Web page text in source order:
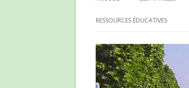
RESSOURCES ÉDUCATIVES